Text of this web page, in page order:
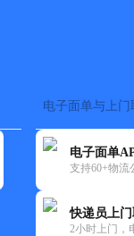
电子面单与上门
电子面单
支持60+物流
快递员上
2小时上门，
快递网
快递时效